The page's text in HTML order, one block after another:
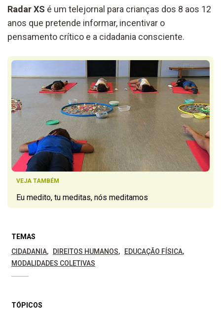
Radar XS é um telejornal para crianças dos 8 aos 12
anos que pretende informar, incentivar o
pensamento crítico e a cidadania consciente.
VEJA TAMBÉM
Eu medito, tu meditas, nós meditamos
TEMAS
CIDADANIA
DIREITOS HUMANOS
EDUCAÇÃO FÍSICA
MODALIDADES COLETIVAS
TÓPICOS